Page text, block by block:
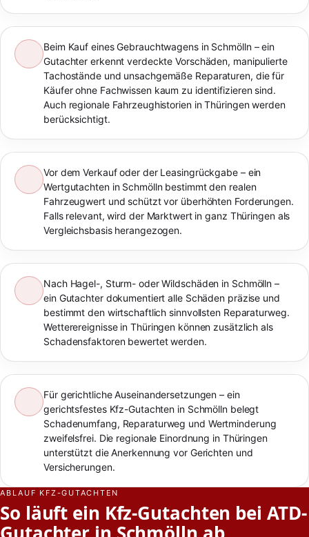
Beim Kauf eines Gebrauchtwagens in Schmölln – ein
Gutachter erkennt verdeckte Vorschäden, manipulierte
Tachostände und unsachgemäße Reparaturen, die für
Käufer ohne Fachwissen kaum zu identifizieren sind.
Auch regionale Fahrzeughistorien in Thüringen werden
berücksichtigt.
Vor dem Verkauf oder der Leasingrückgabe – ein
Wertgutachten in Schmölln bestimmt den realen
Fahrzeugwert und schützt vor überhöhten Forderungen.
Falls relevant, wird der Marktwert in ganz Thüringen als
Vergleichsbasis herangezogen.
Nach Hagel-, Sturm- oder Wildschäden in Schmölln –
ein Gutachter dokumentiert alle Schäden präzise und
bestimmt den wirtschaftlich sinnvollsten Reparaturweg.
Wetterereignisse in Thüringen können zusätzlich als
Schadensfaktoren bewertet werden.
Für gerichtliche Auseinandersetzungen – ein
gerichtsfestes Kfz-Gutachten in Schmölln belegt
Schadenumfang, Reparaturweg und Wertminderung
zweifelsfrei. Die regionale Einordnung in Thüringen
unterstützt die Anerkennung vor Gerichten und
Versicherungen.
ABLAUF KFZ-GUTACHTEN
So läuft ein Kfz-Gutachten bei ATD-